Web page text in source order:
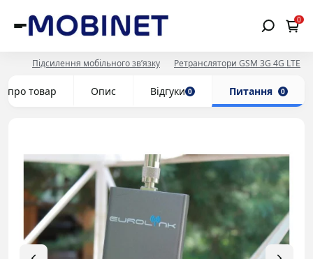
0
Підсилення мобільного зв’язку Ретранслятори GSM 3G 4G LTE
про товар Опис Відгуки 0 Питання 0